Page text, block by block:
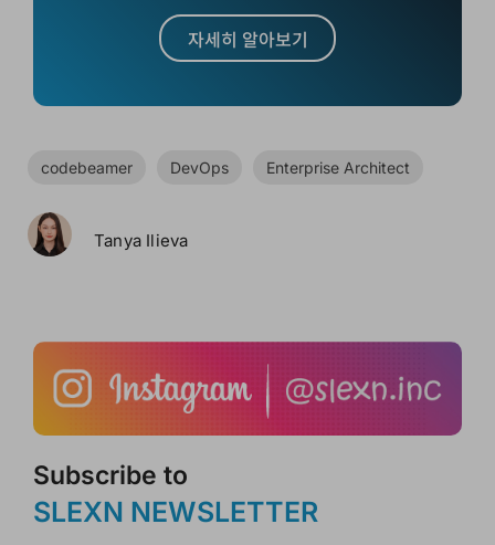
자세히 알아보기
codebeamer DevOps Enterprise Architect
Tanya Ilieva
Subscribe to
SLEXN NEWSLETTER